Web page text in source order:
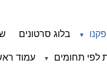
בלוג סרטונים
לפי תחומים עמוד